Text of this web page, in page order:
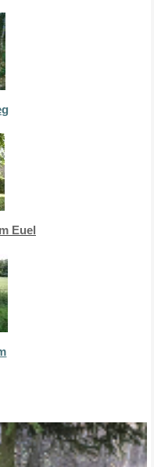
Euel